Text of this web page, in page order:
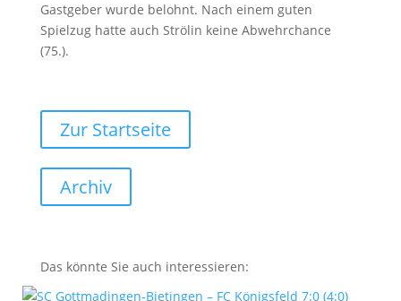
Gastgeber wurde belohnt. Nach einem guten
Spielzug hatte auch Strölin keine Abwehrchance
(75.).
Zur Startseite
Archiv
Das könnte Sie auch interessieren: